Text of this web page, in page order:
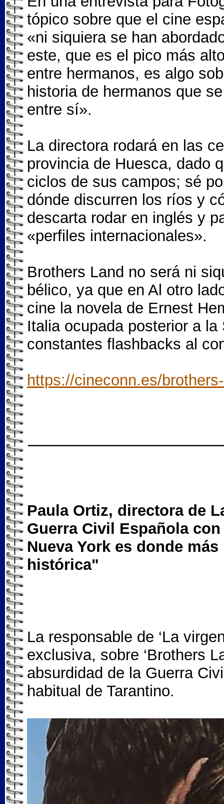
tópico sobre que el cine
«ni siquiera se han
este, que es el pico más
entre hermanos, es algo
historia de hermanos que
entre sí».
La directora rodará en las
provincia de Huesca, dado
ciclos de sus campos; sé
dónde discurren los ríos y
descarta rodar en inglés y
«perfiles internacionales».
Brothers Land no será ni
bélico, ya que en Al otro
cine la novela de Ernest
Italia ocupada posterior a
constantes flashbacks al
https://cineconn.es/
Paula Ortiz, directora de
Guerra Civil Española
Nueva York es donde
histórica"
La responsable de ‘La
exclusiva, sobre ‘Brothers
absurdidad de la Guerra
habitual de Tarantino.